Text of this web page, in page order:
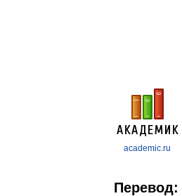
academic.ru
Перевод: